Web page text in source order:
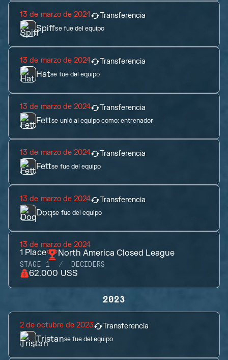
13 de marzo de 2024 Transferencia
Spiffse fue del equipo
13 de marzo de 2024 Transferencia
Hatse fue del equipo
13 de marzo de 2024 Transferencia
Fettse unió al equipo como:entrenador
13 de marzo de 2024 Transferencia
Fettse fue del equipo
13 de marzo de 2024 Transferencia
Doqse fue del equipo
13 de marzo de 2024
1 Place North America Closed League
STAGE 1 DECIDERS
62.000 US$
2023
2 de octubre de 2023 Transferencia
Tristanse fue del equipo